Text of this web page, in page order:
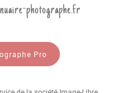
photographe.fr
Pro